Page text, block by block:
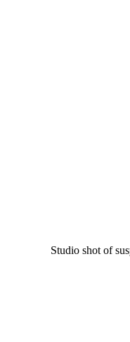
Studio shot of